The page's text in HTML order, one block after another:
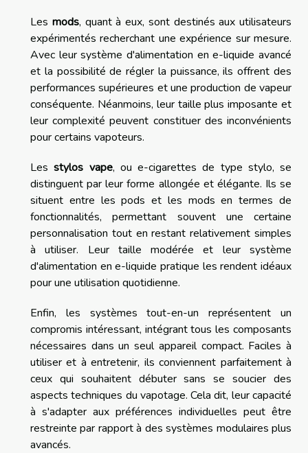
Les mods, quant à eux, sont destinés aux utilisateurs
expérimentés recherchant une expérience sur mesure.
Avec leur système d'alimentation en e-liquide avancé
et la possibilité de régler la puissance, ils offrent des
performances supérieures et une production de vapeur
conséquente. Néanmoins, leur taille plus imposante et
leur complexité peuvent constituer des inconvénients
pour certains vapoteurs.
Lesstylos vape, ou e-cigarettes de type stylo, se
distinguent par leur forme allongée et élégante. Ils se
situent entre les pods et les mods en termes de
fonctionnalités, permettant souvent une certaine
personnalisation tout en restant relativement simples
à utiliser. Leur taille modérée et leur système
d'alimentation en e-liquide pratique les rendent idéaux
pour une utilisation quotidienne.
Enfin, les systèmes tout-en-un représentent un
compromis intéressant, intégrant tous les composants
nécessaires dans un seul appareil compact. Faciles à
utiliser et à entretenir, ils conviennent parfaitement à
ceux qui souhaitent débuter sans se soucier des
aspects techniques du vapotage. Cela dit, leur capacité
à s'adapter aux préférences individuelles peut être
restreinte par rapport à des systèmes modulaires plus
avancés.